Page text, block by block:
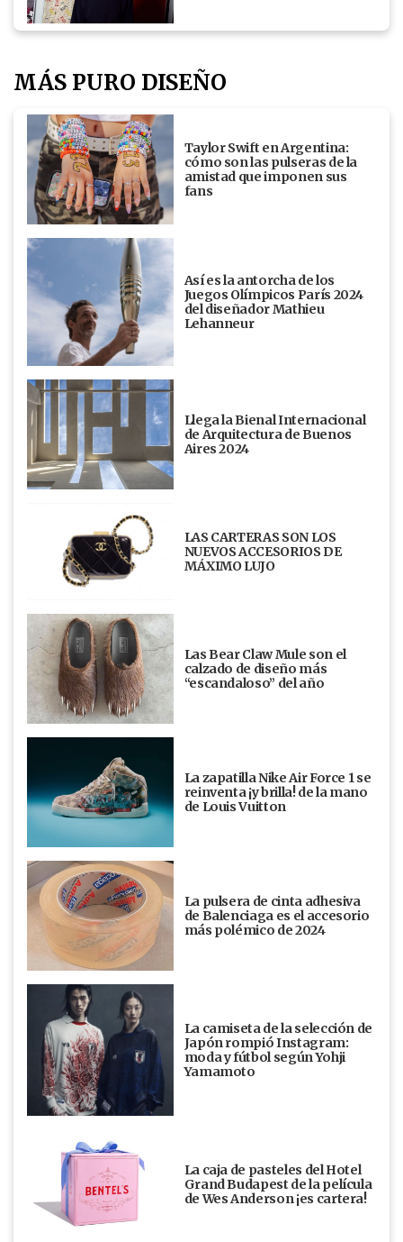
MÁS PURO DISEÑO
Taylor Swift en Argentina:
cómo son las pulseras de la
amistad que imponen sus
fans
Así es la antorcha de los
Juegos Olímpicos París 2024
del diseñador Mathieu
Lehanneur
Llega la Bienal Internacional
de Arquitectura de Buenos
Aires 2024
LAS CARTERAS SON LOS
NUEVOS ACCESORIOS DE
MÁXIMO LUJO
Las Bear Claw Mule son el
calzado de diseño más
“escandaloso” del año
La zapatilla Nike Air Force 1 se
reinventa ¡y brilla! de la mano
de Louis Vuitton
La pulsera de cinta adhesiva
de Balenciaga es el accesorio
más polémico de 2024
La camiseta de la selección de
Japón rompió Instagram:
moda y fútbol según Yohji
Yamamoto
La caja de pasteles del Hotel
Grand Budapest de la película
de Wes Anderson ¡es cartera!